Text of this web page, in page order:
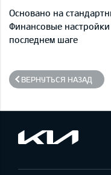
Основано на
Финансовые
последнем шаге
ВЕРНУТЬСЯ НАЗАД